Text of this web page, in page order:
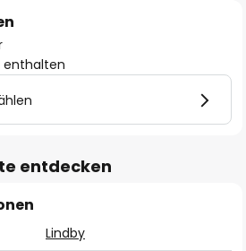
enthalten
entdecken
Lindby